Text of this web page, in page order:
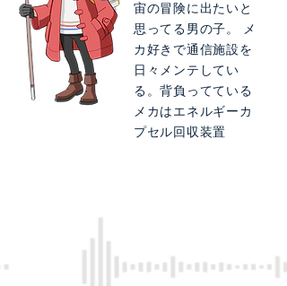
宙の冒険に出たいと
思ってる男の子。 メ
カ好きで通信施設を
日々メンテしてい
る。背負ってている
メカはエネルギーカ
プセル回収装置